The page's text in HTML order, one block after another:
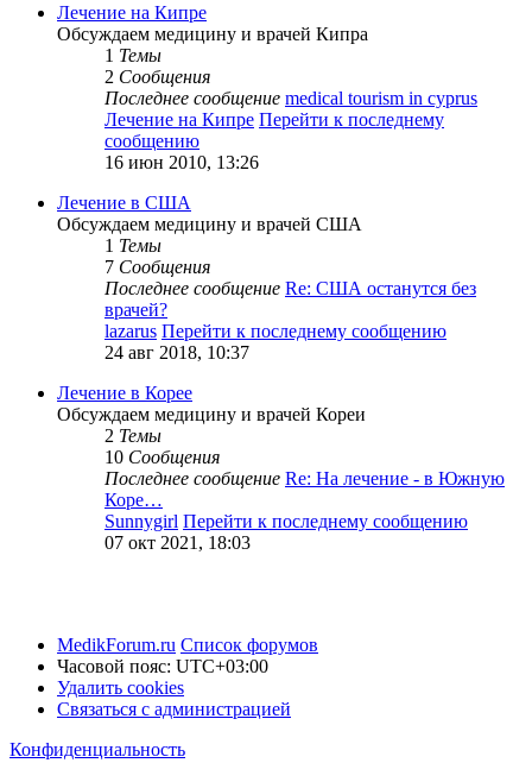
Лечение на Кипре
Обсуждаем медицину и врачей Кипра
1 Темы
2 Сообщения
Последнее сообщение medical tourism in cyprus
Лечение на Кипре Перейти к последнему
сообщению
16 июн 2010, 13:26
Лечение в США
Обсуждаем медицину и врачей США
1 Темы
7 Сообщения
Последнее сообщение Re: США останутся без
врачей?
lazarus Перейти к последнему сообщению
24 авг 2018, 10:37
Лечение в Корее
Обсуждаем медицину и врачей Кореи
2 Темы
10 Сообщения
Последнее сообщение Re: На лечение - в Южную
Коре…
Sunnygirl Перейти к последнему сообщению
07 окт 2021, 18:03
MedikForum.ru Список форумов
Часовой пояс: UTC+03:00
Удалить cookies
Связаться с администрацией
Конфиденциальность